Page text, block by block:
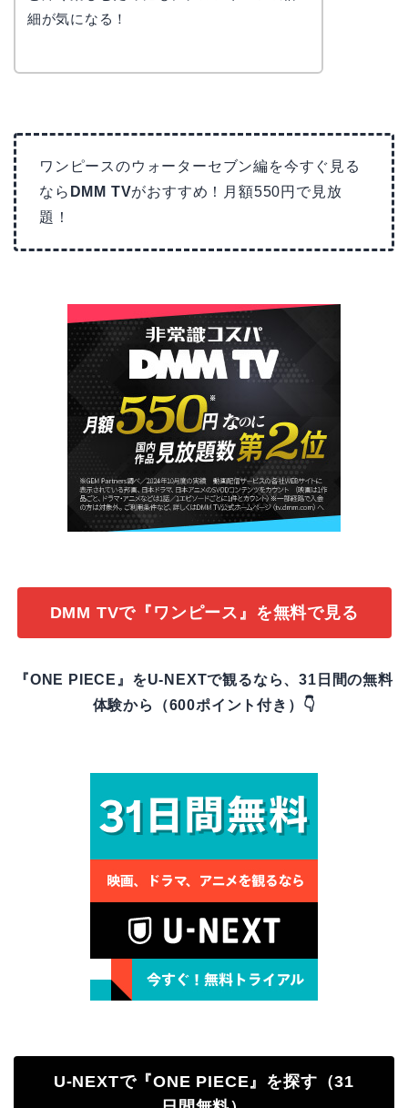
細が気になる！
ワンピースのウォーターセブン編を今すぐ見る
なら DMM TVがおすすめ！月額550円で見放
題！
DMM TVで『ワンピース』を無料で見る
『ONE PIECE』をU-NEXTで観るなら、31日間の無料
体験から（600ポイント付き）👇
U-NEXTで『ONE PIECE』を探す（31